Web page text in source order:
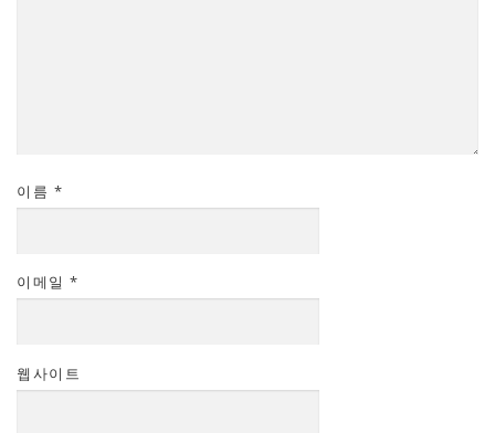
이름 *
이메일 *
웹사이트